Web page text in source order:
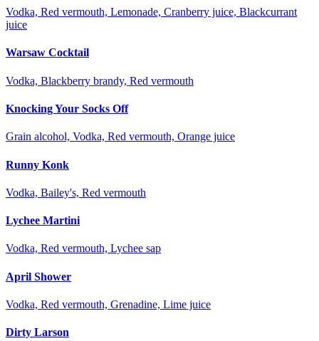
Vodka, Red vermouth, Lemonade, Cranberry juice, Blackcurrant
juice
Warsaw Cocktail
Vodka, Blackberry brandy, Red vermouth
Knocking Your Socks Off
Grain alcohol, Vodka, Red vermouth, Orange juice
Runny Konk
Vodka, Bailey's, Red vermouth
Lychee Martini
Vodka, Red vermouth, Lychee sap
April Shower
Vodka, Red vermouth, Grenadine, Lime juice
Dirty Larson